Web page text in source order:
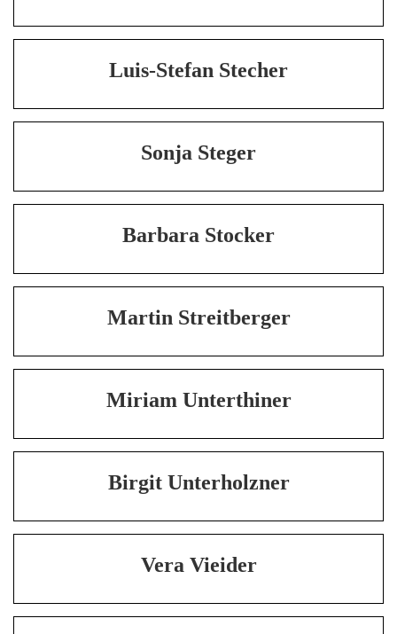
Luis-Stefan Stecher
Sonja Steger
Barbara Stocker
Martin Streitberger
Miriam Unterthiner
Birgit Unterholzner
Vera Vieider